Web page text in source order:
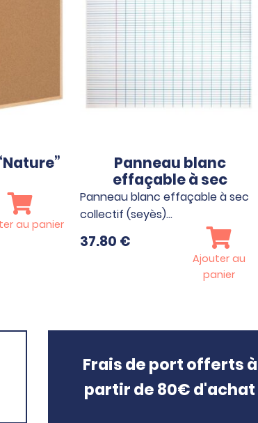
au panier
Panneau blanc
effaçable à sec
Panneau blanc effaçable à sec
collectif (seyès)…
37.80 €
Ajouter au
panier
Frais de port offerts à
partir de 80€ d'achat